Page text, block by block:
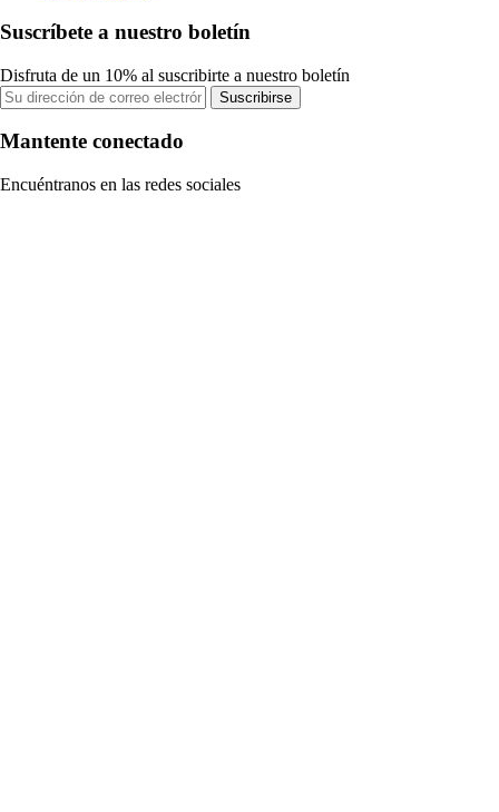
Suscríbete a nuestro boletín
Disfruta de un 10% al suscribirte a nuestro boletín
Suscribirse
Mantente conectado
Encuéntranos en las redes sociales